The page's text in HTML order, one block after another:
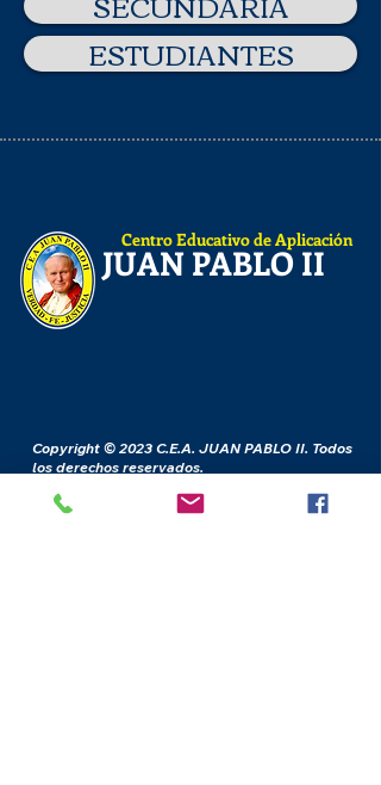
ESTUDIANTES
Centro Educativo de Aplicación
JUAN PABLO II
Copyright © 2023 C.E.A. JUAN PABLO II. Todos
los derechos reservados.